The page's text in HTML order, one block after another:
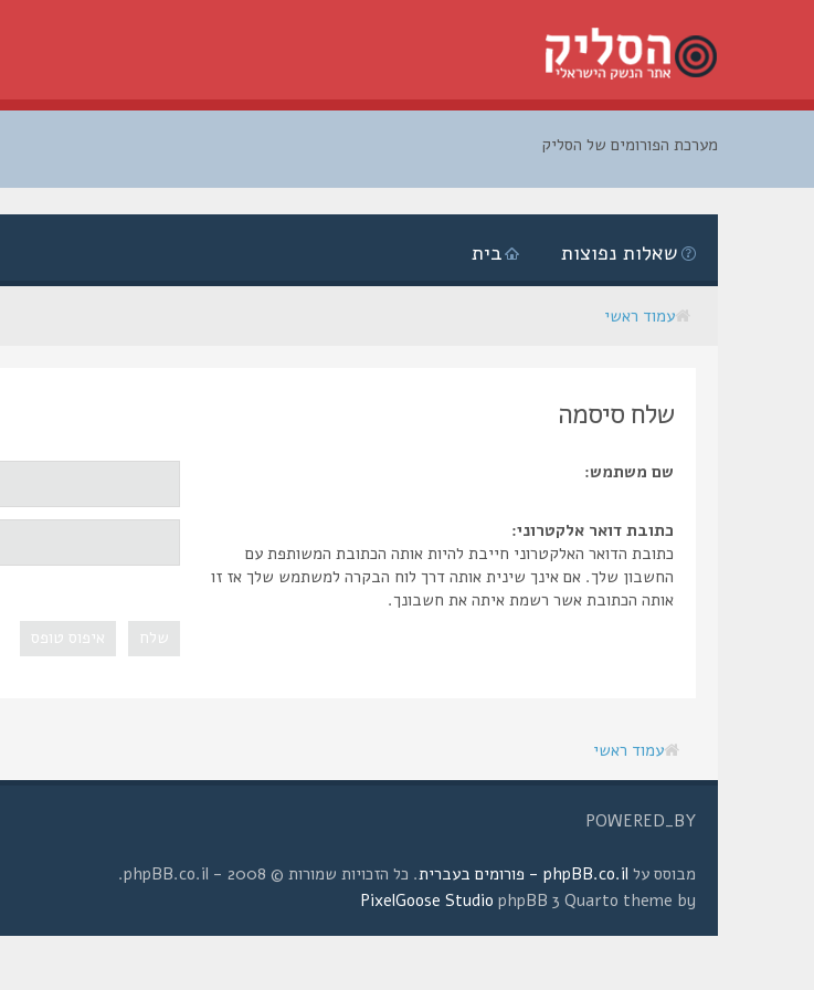
מערכת הפורומים של הסליק
בית שאלות נפוצות
עמוד ראשי
שלח סיסמה
שם משתמש:
כתובת דואר אלקטרוני:
כתובת הדואר האלקטרוני חייבת להיות אותה הכתובת המשותפת עם
החשבון שלך. אם אינך שינית אותה דרך לוח הבקרה למשתמש שלך אז זו
אותה הכתובת אשר רשמת איתה את חשבונך.
עמוד ראשי
POWERED_BY
מבוסס על phpBB.co.il - פורומים בעברית
. כל הזכויות שמורות © 2008 - phpBB.co.il.
phpBB 3 Quarto theme by
PixelGoose Studio